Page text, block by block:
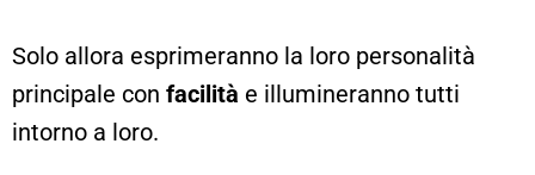
Solo allora esprimeranno la loro personalità
principale con facilità e illumineranno tutti
intorno a loro.